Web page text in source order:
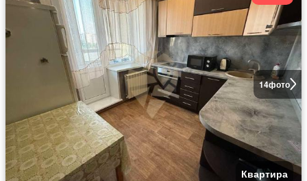
14фото
Квартира